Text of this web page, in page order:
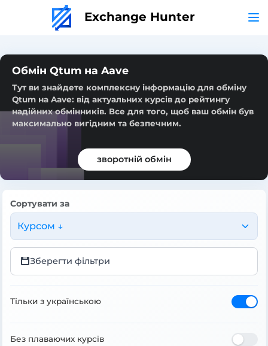
Exchange Hunter
Обмін Qtum на Aave
Тут ви знайдете комплексну інформацію для обміну
Qtum на Aave: від актуальних курсів до рейтингу
надійних обмінників. Все для того, щоб ваш обмін був
максимально вигідним та безпечним.
зворотній обмін
Сортувати за
Курсом ↓
Зберегти фільтри
Тільки з українською
Без плаваючих курсів